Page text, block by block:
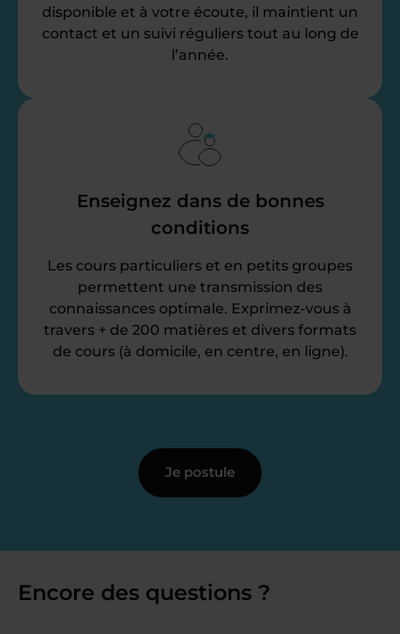
disponible et à votre écoute, il maintient un
contact et un suivi réguliers tout au long de
l’année.
Enseignez dans de bonnes
conditions
Les cours particuliers et en petits groupes
permettent une transmission des
connaissances optimale. Exprimez-vous à
travers + de 200 matières et divers formats
de cours (à domicile, en centre, en ligne).
Je postule
Encore des questions ?